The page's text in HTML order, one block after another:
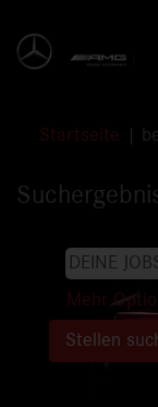
Startseite
Mehr